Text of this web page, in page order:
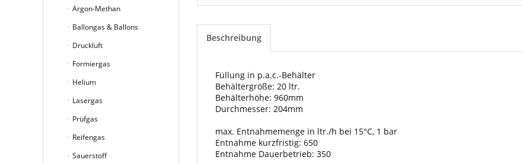
Argon-Methan
Ballongas & Ballons
Druckluft
Formiergas
Helium
Lasergas
Prüfgas
Reifengas
Sauerstoff
Beschreibung
Füllung in p.a.c.-Behälter
Behältergröße: 20 ltr.
Behälterhöhe: 960mm
Durchmesser: 204mm
max. Entnahmemenge in ltr./h bei 15°C, 1 bar
Entnahme kurzfristig: 650
Entnahme Dauerbetrieb: 350